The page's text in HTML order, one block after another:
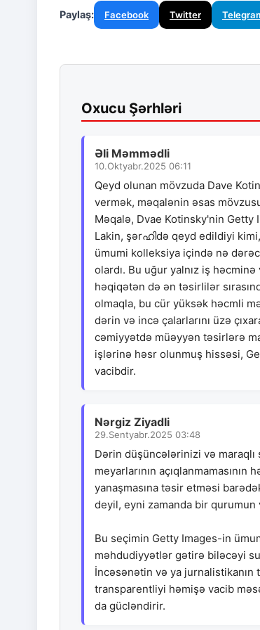
Paylaş: Facebook Twitter
Oxucu Şərhləri
Əli Məmmədli
10.Oktyabr.2025 06:11
Qeyd olunan mövzuda Dave
vermək, məqalənin əsas
Məqalə, Dvae Kotinsky'nin
Lakin, şərഹിdə qeyd edildiyi
ümumi kolleksiya içində nə
olardı. Bu uğur yalnız iş
həqiqətən də ən təsirlilər
olmaqla, bu cür yüksək həcmli
dərin və incə çalarlarını üzə
cəmiyyətdə müəyyən təsirlərə
işlərinə həsr olunmuş hissəsi,
vacibdir.
Nərgiz Ziyadli
29.Sentyabr.2025 03:48
Dərin düşüncələrinizi və maraqlı
meyarlarının
yanaşmasına təsir etməsi
deyil, eyni zamanda bir qurumun
Bu seçimin Getty Images-in
məhdudiyyətlər gətirə biləcəyi
İncəsənətin və ya jurnalistikanın
transparentliyi həmişə vacib
da gücləndirir.